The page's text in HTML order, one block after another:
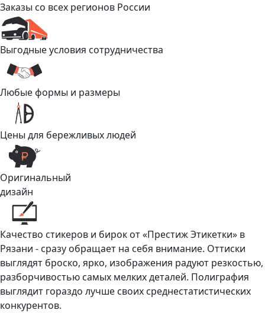
Заказы со всех регионов России
Выгодные условия сотрудничества
Любые формы и размеры
Цены для бережливых людей
Оригинальный
дизайн
Качество стикеров и бирок от «Престиж Этикетки» в
Рязани - сразу обращает на себя внимание. Оттиски
выглядят броско, ярко, изображения радуют резкостью,
разборчивостью самых мелких деталей. Полиграфия
выглядит гораздо лучше своих среднестатистических
конкурентов.